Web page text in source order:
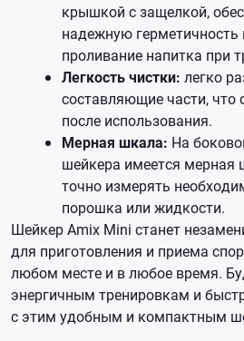
крышкой с защелкой,
надежную
проливание напитка при
Легкость чистки: легко
составляющие части, что
после использования.
Мерная шкала: На
шейкера имеется
точно измерять
порошка или жидкости.
Шейкер Amix Mini станет
для приготовления и приема
любом месте и в любое время.
энергичным тренировкам и
с этим удобным и компактным